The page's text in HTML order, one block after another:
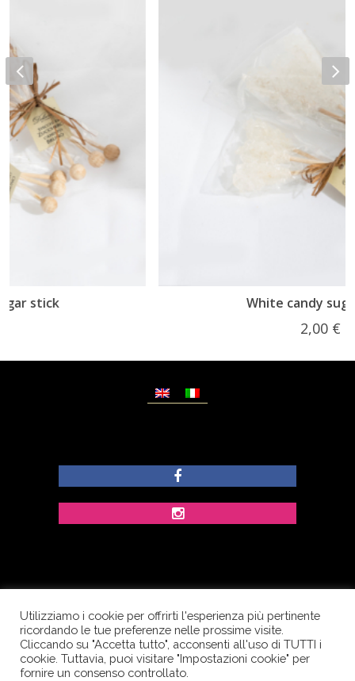
White candy sugar stick
© Copyright Dolcezze di Ferrentino A. - P.IVA
IT02609400656 - Tutti i diritti riservati.
Corso Palatucci, 65 - 84013 Cava de’ Tirreni (SA) -
Utilizziamo i cookie per offrirti l'esperienza più pertinente
ricordando le tue preferenze nelle prossime visite.
Cliccando su "Accetta tutto", acconsenti all'uso di TUTTI i
cookie. Tuttavia, puoi visitare "Impostazioni cookie" per
fornire un consenso controllato.